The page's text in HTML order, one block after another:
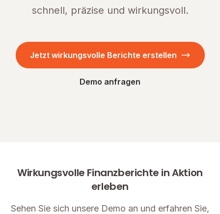
schnell, präzise und wirkungsvoll.
Jetzt wirkungsvolle Berichte erstellen
Demo anfragen
Wirkungsvolle Finanzberichte in Aktion
erleben
Sehen Sie sich unsere Demo an und erfahren Sie,